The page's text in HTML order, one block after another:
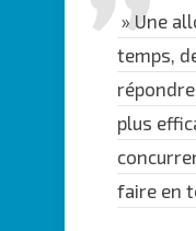
» Une
temps,
plus
faire en